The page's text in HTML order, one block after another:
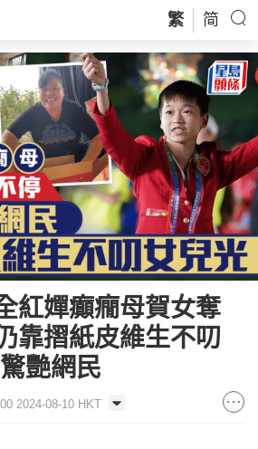
繁 简
紅嬋癲癇母賀女奪
靠摺紙皮維生不叨
艷網民
2024-08-10 HKT